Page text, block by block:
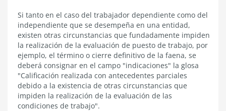
Si tanto en el caso del trabajador dependiente como del
independiente que se desempeña en una entidad,
existen otras circunstancias que fundadamente impiden
la realización de la evaluación de puesto de trabajo, por
ejemplo, el término o cierre definitivo de la faena, se
deberá consignar en el campo "indicaciones" la glosa
"Calificación realizada con antecedentes parciales
debido a la existencia de otras circunstancias que
impiden la realización de la evaluación de las
condiciones de trabajo".